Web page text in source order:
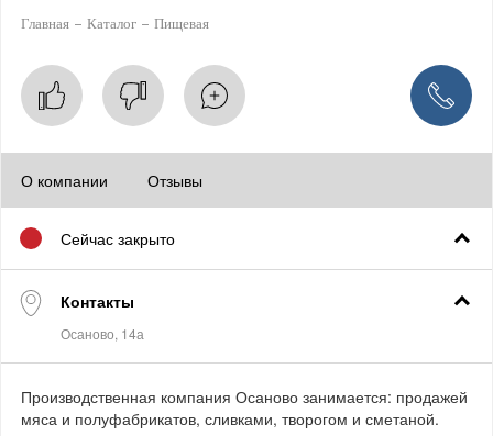
Главная Каталог Пищевая
О компании Отзывы
Сейчас закрыто
Контакты
Производственная компания Осаново занимается: продажей
мяса и полуфабрикатов, сливками, творогом и сметаной.